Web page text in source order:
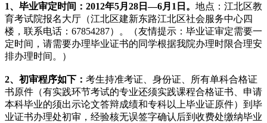
1、毕业审定时间：2012年5月28日—6月1日。 地点：江北区教
育考试院报名大厅（江北区建新东路江北区社会服务中心四
楼，联系电话：67854287）。（友情提示：毕业证审定需要一
定时间，请需要办理毕业证书的同学根据我院办理时限合理安
排办理时间。）
2、初审程序如下： 考生持准考证、身份证、所有单科合格证
书原件（有实践环节考试的专业还须实践课程合格证书、申请
本科毕业的须出示论文答辩成绩和专科以上毕业证原件）到毕
业证书办理处初审，经验核无误签字确认后到收费处缴纳毕业